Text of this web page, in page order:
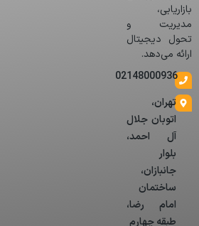
بازاریابی،
مدیریت و
تحول دیجیتال
ارائه می‌دهد.
02148000936
تهران،
اتوبان جلال
آل احمد،
بلوار
جانبازان،
ساختمان
امام رضا،
طبقه چهارم